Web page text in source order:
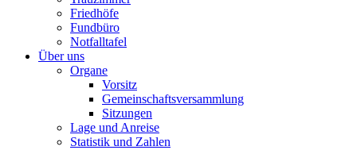
Friedhöfe
Fundbüro
Notfalltafel
Über uns
Organe
Vorsitz
Gemeinschaftsversammlung
Sitzungen
Lage und Anreise
Statistik und Zahlen